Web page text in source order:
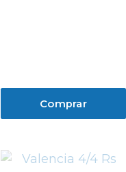
Comprar